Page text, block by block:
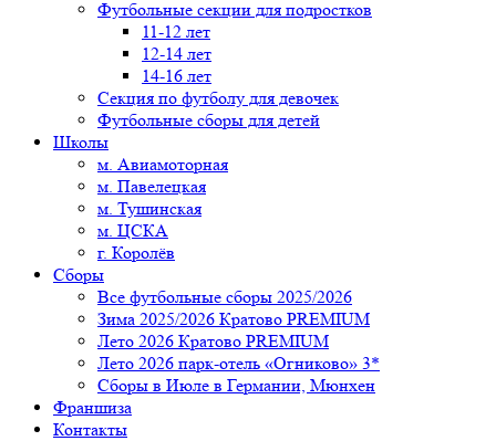
Футбольные секции для подростков
11-12 лет
12-14 лет
14-16 лет
Секция по футболу для девочек
Футбольные сборы для детей
Школы
м. Авиамоторная
м. Павелецкая
м. Тушинская
м. ЦСКА
г. Королёв
Сборы
Все футбольные сборы 2025/2026
Зима 2025/2026 Кратово PREMIUM
Лето 2026 Кратово PREMIUM
Лето 2026 парк-отель «Огниково» 3*
Сборы в Июле в Германии, Мюнхен
Франшиза
Контакты